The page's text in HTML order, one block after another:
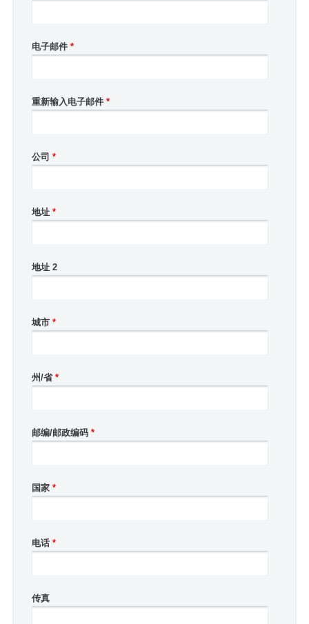
电子邮件 *
重新输入电子邮件 *
公司 *
地址 *
地址 2
城市 *
州/省 *
邮编/邮政编码 *
国家 *
电话 *
传真